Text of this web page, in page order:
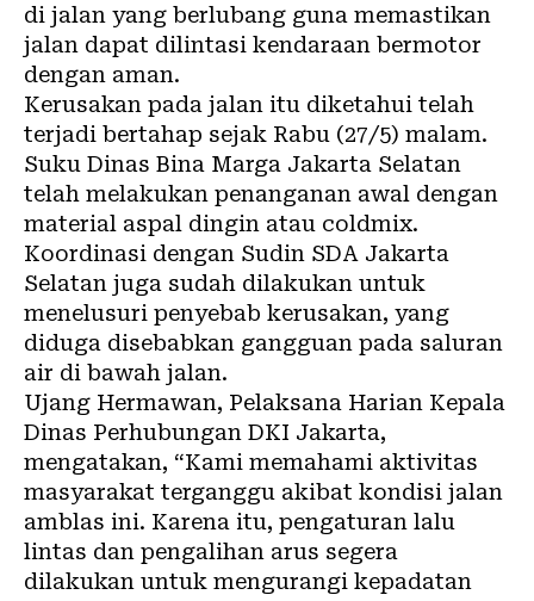
di jalan yang berlubang guna memastikan
jalan dapat dilintasi kendaraan bermotor
dengan aman.
Kerusakan pada jalan itu diketahui telah
terjadi bertahap sejak Rabu (27/5) malam.
Suku Dinas Bina Marga Jakarta Selatan
telah melakukan penanganan awal dengan
material aspal dingin atau coldmix.
Koordinasi dengan Sudin SDA Jakarta
Selatan juga sudah dilakukan untuk
menelusuri penyebab kerusakan, yang
diduga disebabkan gangguan pada saluran
air di bawah jalan.
Ujang Hermawan, Pelaksana Harian Kepala
Dinas Perhubungan DKI Jakarta,
mengatakan, “Kami memahami aktivitas
masyarakat terganggu akibat kondisi jalan
amblas ini. Karena itu, pengaturan lalu
lintas dan pengalihan arus segera
dilakukan untuk mengurangi kepadatan